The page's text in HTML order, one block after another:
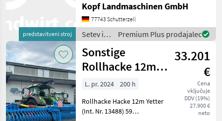
predstavitveni stroj
wartungsfreie Lager LED
Beleuchtung
Steinfanggitter 4
Stützräder hydraulisch
klappbar Gewicht 295
Kopf Landmaschinen GmbH
77743 Schutterzell
Setev in
nega /
Sonstige
Premium Plus prodajalec
Sonstige
Rollhacke 12m
Yetter,
hydraulisch
klappbar
33.201
€
Cena
vključuje
DDV (19%)
27.900 €
neto
L. pr. 2024
200 h
Rollhacke Hacke 12m Yetter
(Int. Nr. 13488) 59